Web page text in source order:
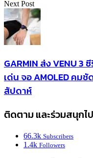
Next Post
GARMIN ส่ง VENU 3
เด่น จอ AMOLED คม
สัปดาห์
ติดตาม และร่วมสนุกไ
66.3k Subscribers
1.4k Followers